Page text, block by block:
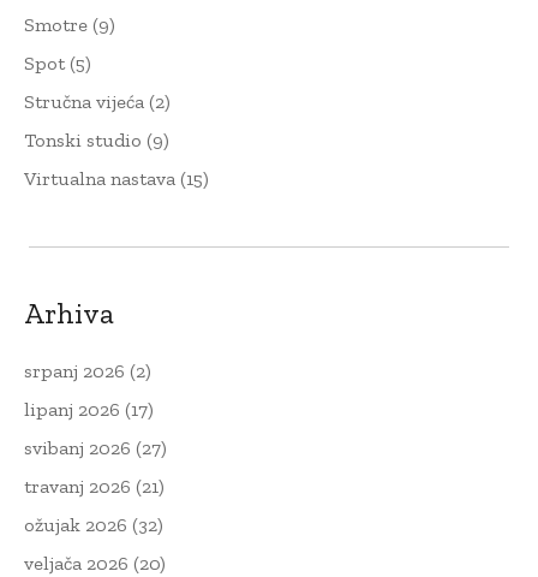
Smotre (9)
Spot(5)
Stručna vijeća (2)
Tonski studio (9)
Virtualna nastava (15)
Arhiva
srpanj 2026 (2)
lipanj 2026 (17)
svibanj 2026 (27)
travanj 2026 (21)
ožujak 2026 (32)
veljača 2026 (20)